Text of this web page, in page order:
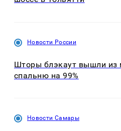
Новости России
Шторы блэкаут вышли из
спальню на 99%
Новости Самары